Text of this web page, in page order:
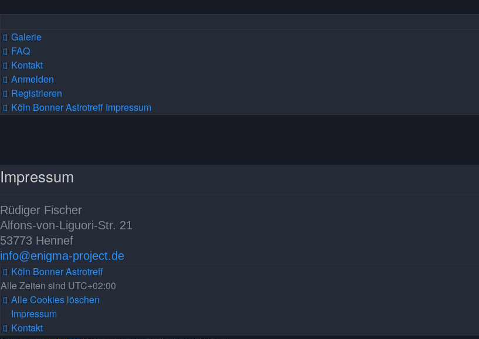
Galerie
FAQ
Kontakt
Anmelden
Registrieren
Köln Bonner Astrotreff Impressum
Impressum
Rüdiger Fischer
Alfons-von-Liguori-Str. 21
53773 Hennef
info@enigma-project.de
Köln Bonner Astrotreff
Alle Zeiten sind UTC+02:00
Alle Cookies löschen
Impressum
Kontakt